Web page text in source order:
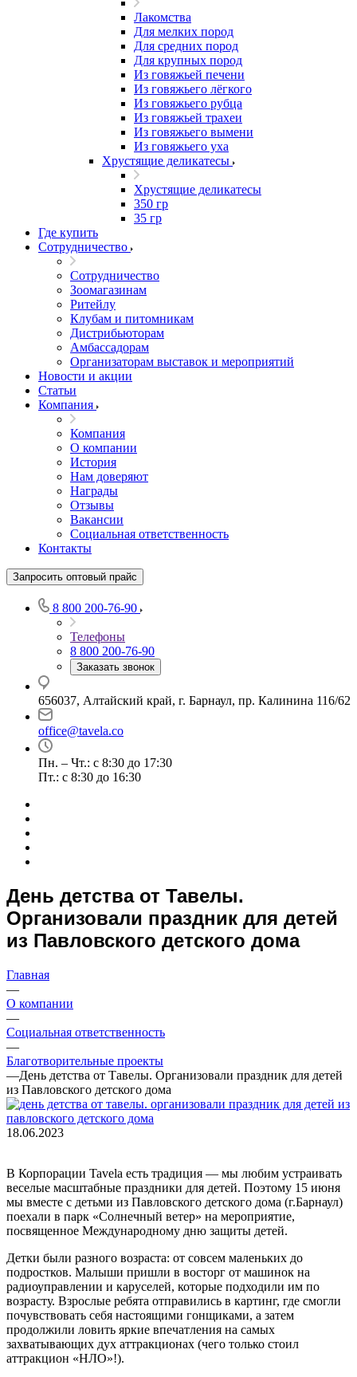
Лакомства
Для мелких пород
Для средних пород
Для крупных пород
Из говяжьей печени
Из говяжьего лёгкого
Из говяжьего рубца
Из говяжьей трахеи
Из говяжьего вымени
Из говяжьего уха
Хрустящие деликатесы
Хрустящие деликатесы
350 гр
35 гр
Где купить
Сотрудничество
Сотрудничество
Зоомагазинам
Ритейлу
Клубам и питомникам
Дистрибьюторам
Амбассадорам
Организаторам выставок и мероприятий
Новости и акции
Статьи
Компания
Компания
О компании
История
Нам доверяют
Награды
Отзывы
Вакансии
Социальная ответственность
Контакты
Запросить оптовый прайс
8 800 200-76-90
Телефоны
8 800 200-76-90
Заказать звонок
656037, Алтайский край, г. Барнаул, пр. Калинина 116/62
office@tavela.co
Пн. – Чт.: с 8:30 до 17:30
Пт.: с 8:30 до 16:30
День детства от Тавелы.
Организовали праздник для детей
из Павловского детского дома
Главная
—
О компании
—
Социальная ответственность
—
Благотворительные проекты
—День детства от Тавелы. Организовали праздник для детей
из Павловского детского дома
18.06.2023
В Корпорации Tavela есть традиция — мы любим устраивать
веселые масштабные праздники для детей. Поэтому 15 июня
мы вместе с детьми из Павловского детского дома (г.Барнаул)
поехали в парк «Солнечный ветер» на мероприятие,
посвященное Международному дню защиты детей.
Детки были разного возраста: от совсем маленьких до
подростков. Малыши пришли в восторг от машинок на
радиоуправлении и каруселей, которые подходили им по
возрасту. Взрослые ребята отправились в картинг, где смогли
почувствовать себя настоящими гонщиками, а затем
продолжили ловить яркие впечатления на самых
захватывающих дух аттракционах (чего только стоил
аттракцион «НЛО»!).